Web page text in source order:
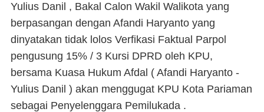
Yulius Danil , Bakal Calon Wakil Walikota yang
berpasangan dengan Afandi Haryanto yang
dinyatakan tidak lolos Verfikasi Faktual Parpol
pengusung 15% / 3 Kursi DPRD oleh KPU,
bersama Kuasa Hukum Afdal ( Afandi Haryanto -
Yulius Danil ) akan menggugat KPU Kota Pariaman
sebagai Penyelenggara Pemilukada .